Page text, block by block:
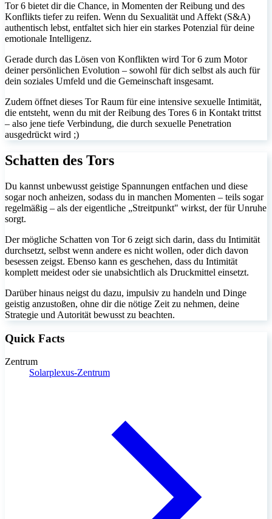
Tor 6 bietet dir die Chance, in Momenten der Reibung und des
Konflikts tiefer zu reifen. Wenn du Sexualität und Affekt (S&A)
authentisch lebst, entfaltet sich hier ein starkes Potenzial für deine
emotionale Intelligenz.
Gerade durch das Lösen von Konflikten wird Tor 6 zum Motor
deiner persönlichen Evolution – sowohl für dich selbst als auch für
dein soziales Umfeld und die Gemeinschaft insgesamt.
Zudem öffnet dieses Tor Raum für eine intensive sexuelle Intimität,
die entsteht, wenn du mit der Reibung des Tores 6 in Kontakt trittst
– also jene tiefe Verbindung, die durch sexuelle Penetration
ausgedrückt wird ;)
Schatten des Tors
Du kannst unbewusst geistige Spannungen entfachen und diese
sogar noch anheizen, sodass du in manchen Momenten – teils sogar
regelmäßig – als der eigentliche „Streitpunkt" wirkst, der für Unruhe
sorgt.
Der mögliche Schatten von Tor 6 zeigt sich darin, dass du Intimität
durchsetzt, selbst wenn andere es nicht wollen, oder dich davon
besessen zeigst. Ebenso kann es geschehen, dass du Intimität
komplett meidest oder sie unabsichtlich als Druckmittel einsetzt.
Darüber hinaus neigst du dazu, impulsiv zu handeln und Dinge
geistig anzustoßen, ohne dir die nötige Zeit zu nehmen, deine
Strategie und Autorität bewusst zu beachten.
Quick Facts
Zentrum
Solarplexus-Zentrum